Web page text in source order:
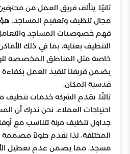
ثانيًا، يتألف فريق العمل من
مجال تنظيف وتعقيم المساجد.
فهم خصوصيات المساجد
التنظيف بعناية، بما في ذلك
خاصة مثل المناطق المخصصة
يضمن فريقنا تنفيذ العمل بكفاءة
قدسية المكان.
ثالثًا، تقدم الشركة خدمات
احتياجات العملاء. نحن ندرك أن
جداول تنظيف مرنة تتناسب مع
المختلفة، لذا نقدم حلولاً
مسجد، مما يضمن عدم تعطيل